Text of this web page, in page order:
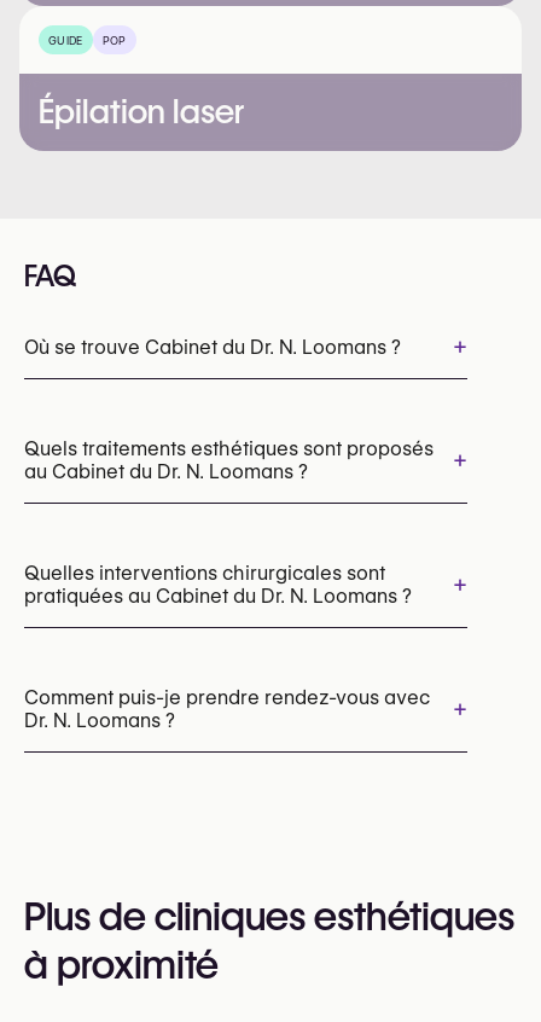
GUIDE POP
Épilation laser
FAQ
Où se trouve Cabinet du Dr. N. Loomans ? +
Quels traitements esthétiques sont proposés
au Cabinet du Dr. N. Loomans ?
+
Injections d’acide hyaluronique
Morpheus8 (microneedling par radiofréquence)
Peelings chimiques
Radiofréquence (RF)
Quelles interventions chirurgicales sont
pratiquées au Cabinet du Dr. N. Loomans ?
+
Lifting du cou
Rhinoplastie (opération du nez)
Blépharoplastie supérieure
Comment puis-je prendre rendez-vous avec
Dr. N. Loomans ?
+
pour plus d’informations
https://www.face-ahead.com/
Plus de cliniques esthétiques
à proximité